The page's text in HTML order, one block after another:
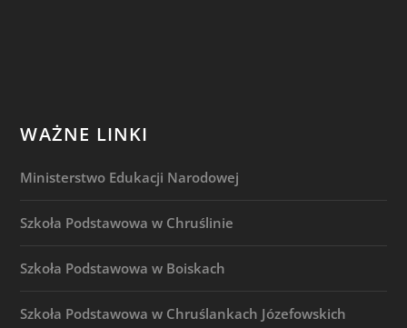
WAŻNE LINKI
Ministerstwo Edukacji Narodowej
Szkoła Podstawowa w Chruślinie
Szkoła Podstawowa w Boiskach
Szkoła Podstawowa w Chruślankach Józefowskich